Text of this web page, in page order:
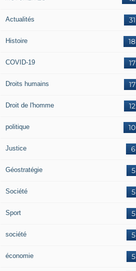
31
Actualités
18
Histoire
17
COVID-19
17
Droits humains
12
Droit de l'homme
10
politique
6
Justice
5
Géostratégie
5
Société
5
Sport
5
société
5
économie